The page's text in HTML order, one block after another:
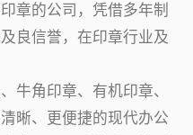
章的公司，凭借多年制
良信誉，在印章行业及
牛角印章、有机印章、
晰、更便捷的现代办公